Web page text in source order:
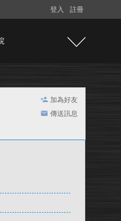
登入 註冊
加為好友
傳送訊息